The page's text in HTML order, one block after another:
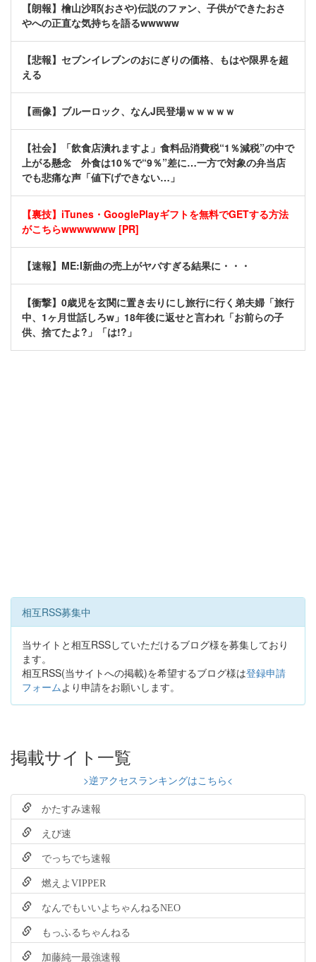
【朗報】檜山沙耶(おさや)伝説のファン、子供ができたおさ
やへの正直な気持ちを語るwwwww
【悲報】セブンイレブンのおにぎりの価格、もはや限界を超
える
【画像】ブルーロック、なんJ民登場ｗｗｗｗｗ
【社会】「飲食店潰れますよ」食料品消費税“1％減税”の中で
上がる懸念 外食は10％で“9％”差に…一方で対象の弁当店
でも悲痛な声「値下げできない…」
【裏技】iTunes・GooglePlayギフトを無料でGETする方法
がこちらwwwwwww [PR]
【速報】ME:I新曲の売上がヤバすぎる結果に・・・
【衝撃】0歳児を玄関に置き去りにし旅行に行く弟夫婦「旅行
中、1ヶ月世話しろw」18年後に返せと言われ「お前らの子
供、捨てたよ?」「は!?」
相互RSS募集中
当サイトと相互RSSしていただけるブログ様を募集しており
ます。
相互RSS(当サイトへの掲載)を希望するブログ様は登録申請
フォームより申請をお願いします。
掲載サイト一覧
>逆アクセスランキングはこちら<
かたすみ速報
えび速
でっちでち速報
燃えよVIPPER
なんでもいいよちゃんねるNEO
もっふるちゃんねる
加藤純一最強速報